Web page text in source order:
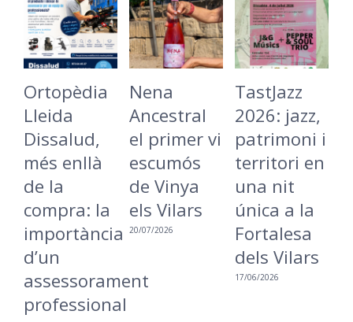
primer vi
Vinya
Vilars
07/2026
TastJazz
2026: jazz,
patrimoni i
territori en
una nit
única a la
Fortalesa
17/06/2026
Batecada
Cargolada
torna a
Lleida per
reivindicar
una ciutat
més
inclusiva i
de la